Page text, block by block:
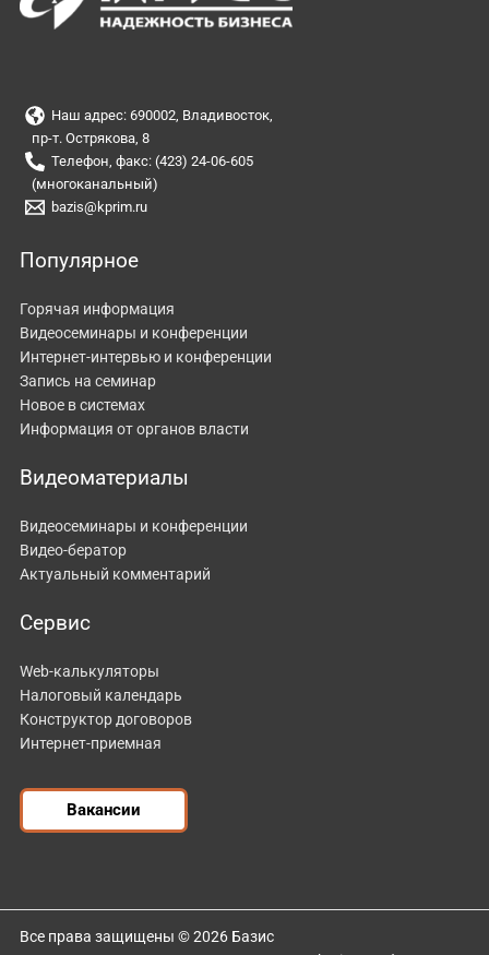
Наш адрес: 690002, Владивосток,
пр-т. Острякова, 8
Телефон, факс: (423) 24-06-605
(многоканальный)
bazis@kprim.ru
Популярное
Горячая информация
Видеосеминары и конференции
Интернет-интервью и конференции
Запись на семинар
Новое в системах
Информация от органов власти
Видеоматериалы
Видеосеминары и конференции
Видео-бератор
Актуальный комментарий
Сервис
Web-калькуляторы
Налоговый календарь
Конструктор договоров
Интернет-приемная
Вакансии
Все права защищены © 2026 Базис